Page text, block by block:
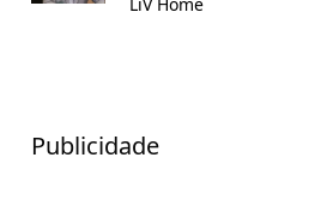
Publicidade